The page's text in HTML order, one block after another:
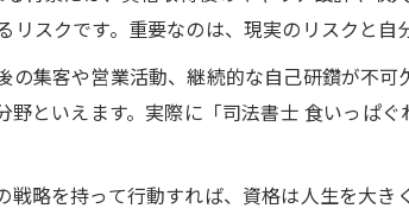
スクです。重要なのは、現実のリスクと自
集客や営業活動、継続的な自己研鑽が不
といえます。実際に「司法書士 食いっぱ
略を持って行動すれば、資格は人生を大